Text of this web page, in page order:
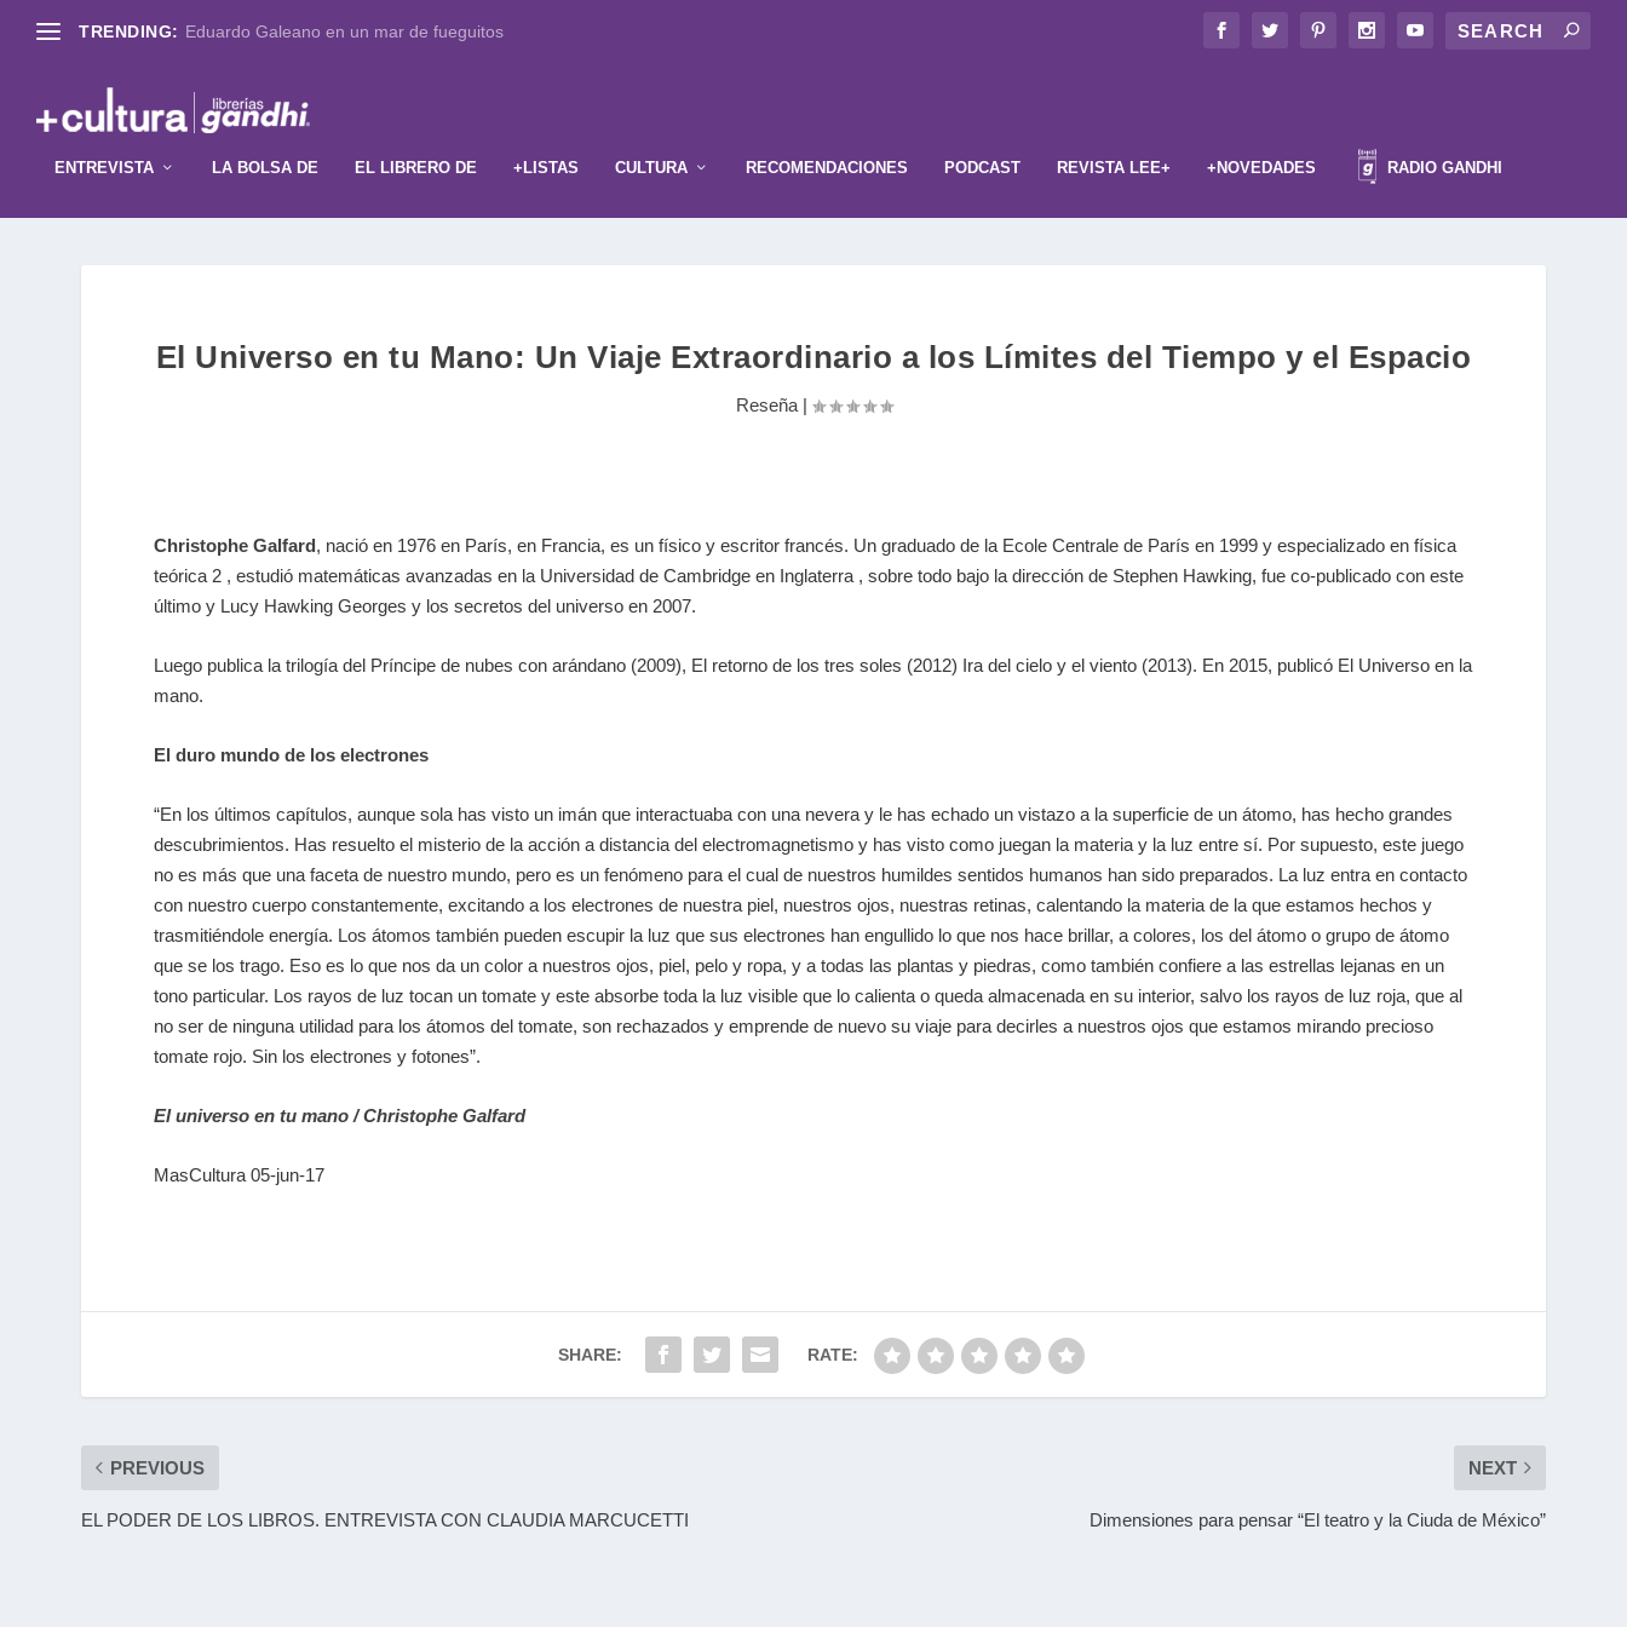
TRENDING: Eduardo Galeano en un mar de fueguitos
ENTREVISTA LA BOLSA DE EL LIBRERO DE +LISTAS CULTURA RECOMENDACIONES PODCAST REVISTA LEE+ +NOVEDADES RADIO GANDHI
El Universo en tu Mano: Un Viaje Extraordinario a los Límites del Tiempo y el Espacio
Reseña|
Christophe Galfard, nació en 1976 en París, en Francia, es un físico y escritor francés. Un graduado de la Ecole Centrale de París en 1999 y especializado en física
teórica 2 , estudió matemáticas avanzadas en la Universidad de Cambridge en Inglaterra , sobre todo bajo la dirección de Stephen Hawking, fue co-publicado con este
último y Lucy Hawking Georges y los secretos del universo en 2007.
Luego publica la trilogía del Príncipe de nubes con arándano (2009), El retorno de los tres soles (2012) Ira del cielo y el viento (2013). En 2015, publicó El Universo en la
mano.
El duro mundo de los electrones
“En los últimos capítulos, aunque sola has visto un imán que interactuaba con una nevera y le has echado un vistazo a la superficie de un átomo, has hecho grandes
descubrimientos. Has resuelto el misterio de la acción a distancia del electromagnetismo y has visto como juegan la materia y la luz entre sí. Por supuesto, este juego
no es más que una faceta de nuestro mundo, pero es un fenómeno para el cual de nuestros humildes sentidos humanos han sido preparados. La luz entra en contacto
con nuestro cuerpo constantemente, excitando a los electrones de nuestra piel, nuestros ojos, nuestras retinas, calentando la materia de la que estamos hechos y
trasmitiéndole energía. Los átomos también pueden escupir la luz que sus electrones han engullido lo que nos hace brillar, a colores, los del átomo o grupo de átomo
que se los trago. Eso es lo que nos da un color a nuestros ojos, piel, pelo y ropa, y a todas las plantas y piedras, como también confiere a las estrellas lejanas en un
tono particular. Los rayos de luz tocan un tomate y este absorbe toda la luz visible que lo calienta o queda almacenada en su interior, salvo los rayos de luz roja, que al
no ser de ninguna utilidad para los átomos del tomate, son rechazados y emprende de nuevo su viaje para decirles a nuestros ojos que estamos mirando precioso
tomate rojo. Sin los electrones y fotones”.
El universo en tu mano / Christophe Galfard
MasCultura 05-jun-17
SHARE: RATE:
PREVIOUS
EL PODER DE LOS LIBROS. ENTREVISTA CON CLAUDIA MARCUCETTI
NEXT
Dimensiones para pensar “El teatro y la Ciuda de México”